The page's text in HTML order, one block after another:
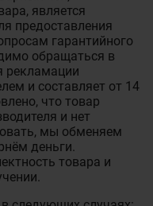
является
предоставления
гарантийного
обращаться в
рекламации
и составляет от 14
что товар
и нет
мы обменяем
деньги.
товара и